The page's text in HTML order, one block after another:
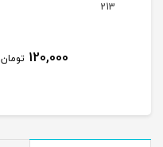
213
120,000 تومان